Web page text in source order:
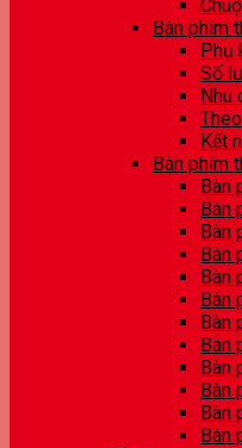
Bàn phím
Phụ
Số
Nhu
Kết
Bàn phím
Bàn
Bàn
Bàn
Bàn
Bàn
Bàn
Bàn
Bàn
Bàn
Bàn
Bàn
Bàn